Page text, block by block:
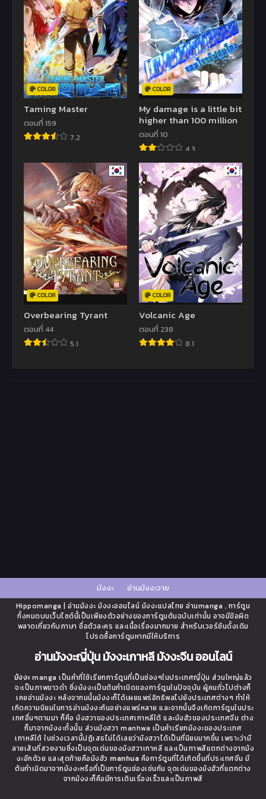
COLOR
Taming Master
ตอนที่ 159
7.2
COLOR
My damage is a little bit
higher than 100 million
ตอนที่ 10
4.3
COLOR
Overbearing Tyrant
ตอนที่ 44
5.1
COLOR
Volcanic Age
ตอนที่ 238
8.1
มังงะ อ่านมังงะวาย
Hippomanga | อ่านมังงะ มังงะออนไลน์ มังงะแปลไทย อ่านmanga , การ์ตูน
ทั้งหมดบนเว็บไซต์นี้เป็นเพียงตัวอย่างของการ์ตูนต้นฉบับเท่านั้น อาจมีข้อผิด
พลาดเกี่ยวกับภาษา ชื่อตัวละคร และเนื้อเรื่องมากมาย สำหรับเวอร์ชันดั้งเดิม
โปรดซื้อการ์ตูนหากมีให้บริการ
อ่านมังงะญี่ปุ่น มังงะเกาหลี มังงะจีน ออนไลน์
มังงะmanga เป็นคำที่ใช้เรียกการ์ตูนที่เป็นช่องๆในประเทศญี่ปุ่น ส่วนใหญ่แล้ว
จะเป็นภาพขาวดำ ซึ่งมังงะเป็นต้นกำเนิดของการ์ตูนในปัจจุบัน ผู้คนทั่วไปต่างก็
เคยอ่านมังงะ หลังจากนนั้นมังงะก็ได้เผยแพร่อิทธิพลไปยังประเทศต่างๆ ทำให้
เกิดความนิยมในการอ่านมังงะกันอย่างแพร่หลาย และจากนั้นจึงเกิดการ์ตูนในประ
เทศอื่นๆตามมา ก็คือ มังฮวาของประเทศเกาหลีใต้ และมังฮัวของประเทศจีน ต่าง
ก็มาจากมังงะทั้งนั้น ส่วนมังฮวา manhwa เป็นคำเรียกมังงะของประเทศ
เกาหลีใต้ ในช่วงเวลานี้ปฏิเสธไม่ได้เลยว่ามังฮวาได้เป็นที่นิยมมากขึ้น เพราะว่ามี
ลายเส้นที่สวยงามซึ่งเป็นจุดเด่นของมังฮวาเกาหลี และเป็นภาพสีแตกต่างจากมัง
งะอีกด้วย และสุดท้ายคือมังฮัว manhua คือการ์ตูนที่ได้เกิดขึ้นที่ประเทศจีน มี
ต้นกำเนิดมาจากมังงะหรือที่เป็นการ์ตูนช่องเช่นกัน จุดเด่นของมังฮัวที่แตกต่าง
จากมังงะก็คือมีการเดินเรื่องเร็วและเป็นภาพสี